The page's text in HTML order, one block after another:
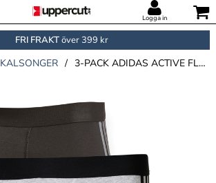
Logga in
FRI FRAKTöver 399 kr
KALSONGER / 3-PACK ADIDAS ACTIVE FLEX COTTON 3 STRIPES TRUNK